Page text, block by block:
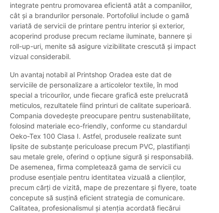
integrate pentru promovarea eficientă atât a companiilor,
cât și a brandurilor personale. Portofoliul include o gamă
variată de servicii de printare pentru interior și exterior,
acoperind produse precum reclame iluminate, bannere și
roll-up-uri, menite să asigure vizibilitate crescută și impact
vizual considerabil.
Un avantaj notabil al Printshop Oradea este dat de
serviciile de personalizare a articolelor textile, în mod
special a tricourilor, unde fiecare grafică este prelucrată
meticulos, rezultatele fiind printuri de calitate superioară.
Compania dovedește preocupare pentru sustenabilitate,
folosind materiale eco-friendly, conforme cu standardul
Oeko-Tex 100 Clasa I. Astfel, produsele realizate sunt
lipsite de substanțe periculoase precum PVC, plastifianți
sau metale grele, oferind o opțiune sigură și responsabilă.
De asemenea, firma completează gama de servicii cu
produse esențiale pentru identitatea vizuală a clienților,
precum cărți de vizită, mape de prezentare și flyere, toate
concepute să susțină eficient strategia de comunicare.
Calitatea, profesionalismul și atenția acordată fiecărui